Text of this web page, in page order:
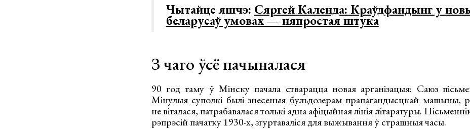
Чытайце яшчэ: Сяргей Календа: Краўдфандынг у
беларусаў умовах — няпростая штука
З чаго ўсё пачыналася
90 год таму ў Мінску пачала стварацца новая арганізацыя: Саюз
Мінулыя суполкі былі знесеныя бульдозерам прапагандысцкай машыны,
не віталася, патрабавалася толькі адна афіцыйная лінія літаратуры.
рэпрэсій пачатку 1930-х, згуртаваліся для выжывання ў страшныя часы.